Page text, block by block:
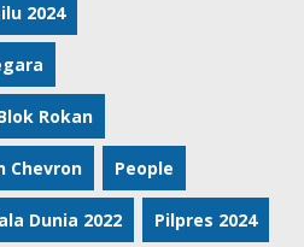
2024
Rokan
Chevron People
Dunia 2022 Pilpres 2024